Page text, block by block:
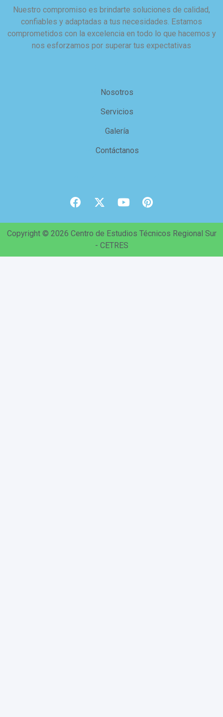
Nuestro compromiso es brindarte soluciones de calidad,
confiables y adaptadas a tus necesidades. Estamos
comprometidos con la excelencia en todo lo que hacemos y
nos esforzamos por superar tus expectativas
Nosotros
Servicios
Galería
Contáctanos
Copyright © 2026 Centro de Estudios Técnicos Regional Sur
- CETRES